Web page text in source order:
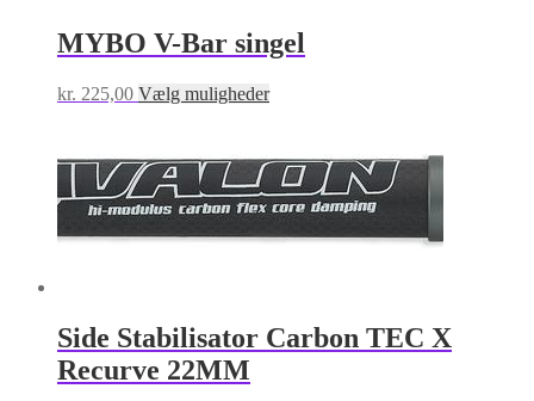
MYBO V-Bar singel
kr. 225,00 Vælg mulighederDette
flere
varianter.
Mulighederne
kan
vælges
Side Stabilisator Carbon TEC X
Recurve 22MM